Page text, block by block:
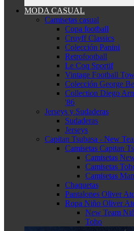
MODA CASUAL
Camisetas casual
Copa football
Cruyff Classics
Colección Panini
Retrofootball
Le Coq Sportif
Vintage Football
Colección George
Collection Diego
'86
Jerseys y Sudaderas
Sudaderas
Jerseys
Capitan Tsubasa - New
Camisetas Capitan
Camisetas
Camisetas
Camisetas
Chaquetas
Pantalones Oliver
Ropa Niño Oliver
New Team
Toho